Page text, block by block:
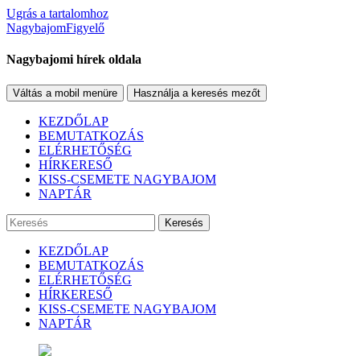
Ugrás a tartalomhoz
NagybajomFigyelő
Nagybajomi hírek oldala
Váltás a mobil menüre Használja a keresés mezőt
KEZDŐLAP
BEMUTATKOZÁS
ELÉRHETŐSÉG
HÍRKERESŐ
KISS-CSEMETE NAGYBAJOM
NAPTÁR
Keresés
KEZDŐLAP
BEMUTATKOZÁS
ELÉRHETŐSÉG
HÍRKERESŐ
KISS-CSEMETE NAGYBAJOM
NAPTÁR